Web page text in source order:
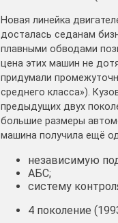
Новая линейка
досталась седанам
плавными обводами
цена этих машин не
придумали
среднего класса»).
предыдущих двух
большие размеры
машина получила ещё
независимую
АБС;
систему
4 поколение